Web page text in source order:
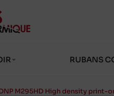
RUBANS
M295HD High density print-